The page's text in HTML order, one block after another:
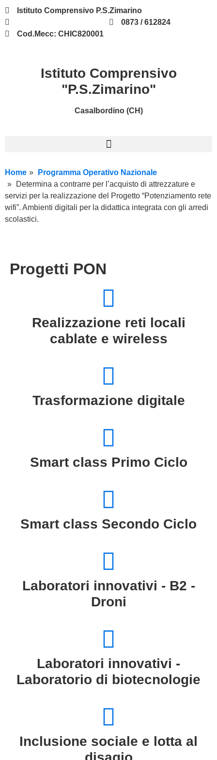
Istituto Comprensivo P.S.Zimarino
0873 / 612824
Cod.Mecc: CHIC820001
Istituto Comprensivo
"P.S.Zimarino"
Casalbordino (CH)
Home
Programma Operativo Nazionale
Determina a contrarre per l’acquisto di attrezzature e
servizi per la realizzazione del Progetto “Potenziamento rete
wifi”. Ambienti digitali per la didattica integrata con gli arredi
scolastici.
Progetti PON
Realizzazione reti locali
cablate e wireless
Trasformazione digitale
Smart class Primo Ciclo
Smart class Secondo Ciclo
Laboratori innovativi - B2 -
Droni
Laboratori innovativi -
Laboratorio di biotecnologie
Inclusione sociale e lotta al